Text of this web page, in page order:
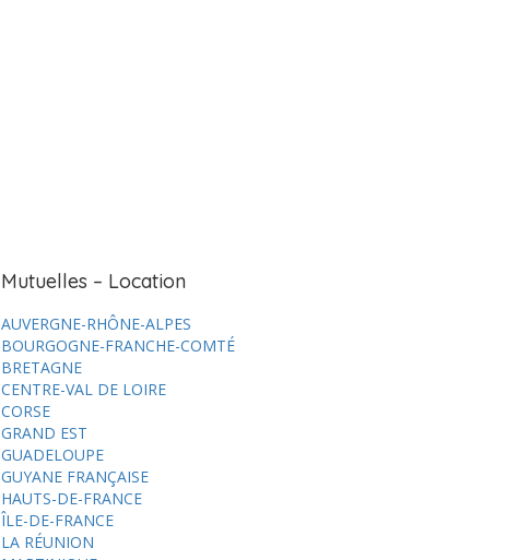
Mutuelles – Location
AUVERGNE-RHÔNE-ALPES
BOURGOGNE-FRANCHE-COMTÉ
BRETAGNE
CENTRE-VAL DE LOIRE
CORSE
GRAND EST
GUADELOUPE
GUYANE FRANÇAISE
HAUTS-DE-FRANCE
ÎLE-DE-FRANCE
LA RÉUNION